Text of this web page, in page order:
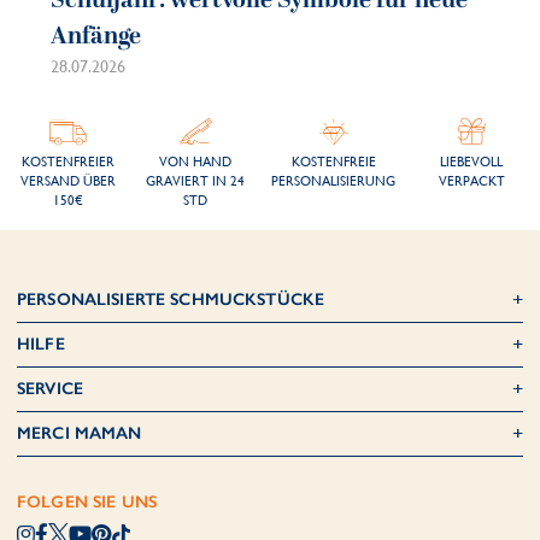
Anfänge
28.07.2026
KOSTENFREIER
VERSAND ÜBER
150€
VON HAND
GRAVIERT IN 24
STD
KOSTENFREIE
PERSONALISIERUNG
LIEBEVOLL
VERPACKT
PERSONALISIERTE SCHMUCKSTÜCKE
HILFE
SERVICE
MERCI MAMAN
FOLGEN SIE UNS